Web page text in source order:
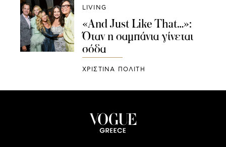
LIVING
«And Just Like That…»:
Όταν η σαμπάνια γίνεται
σόδα
ΧΡΙΣΤΙΝΑ ΠΟΛΙΤΗ